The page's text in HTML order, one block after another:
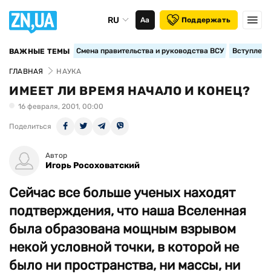
RU Аа Поддержать
ВАЖНЫЕ ТЕМЫ Смена правительства и руководства ВСУ
ГЛАВНАЯ НАУКА
ИМЕЕТ ЛИ ВРЕМЯ НАЧАЛО И КОНЕЦ?
16 февраля, 2001, 00:00
Поделиться
Автор
Игорь Росоховатский
Сейчас все больше ученых находят
подтверждения, что наша Вселенная
была образована мощным взрывом
некой условной точки, в которой не
было ни пространства, ни массы, ни